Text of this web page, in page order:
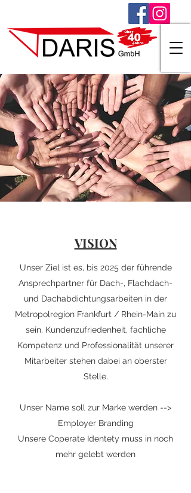
VISION
Unser Ziel ist es, bis 2025 der führende
Ansprechpartner für Dach-, Flachdach-
und Dachabdichtungsarbeiten in der
Metropolregion Frankfurt / Rhein-Main zu
sein. Kundenzufriedenheit, fachliche
Kompetenz und Professionalität unserer
Mitarbeiter stehen dabei an oberster
Stelle.
Unser Name soll zur Marke werden -->
Employer Branding
Unsere Coperate Identety muss in noch
mehr gelebt werden